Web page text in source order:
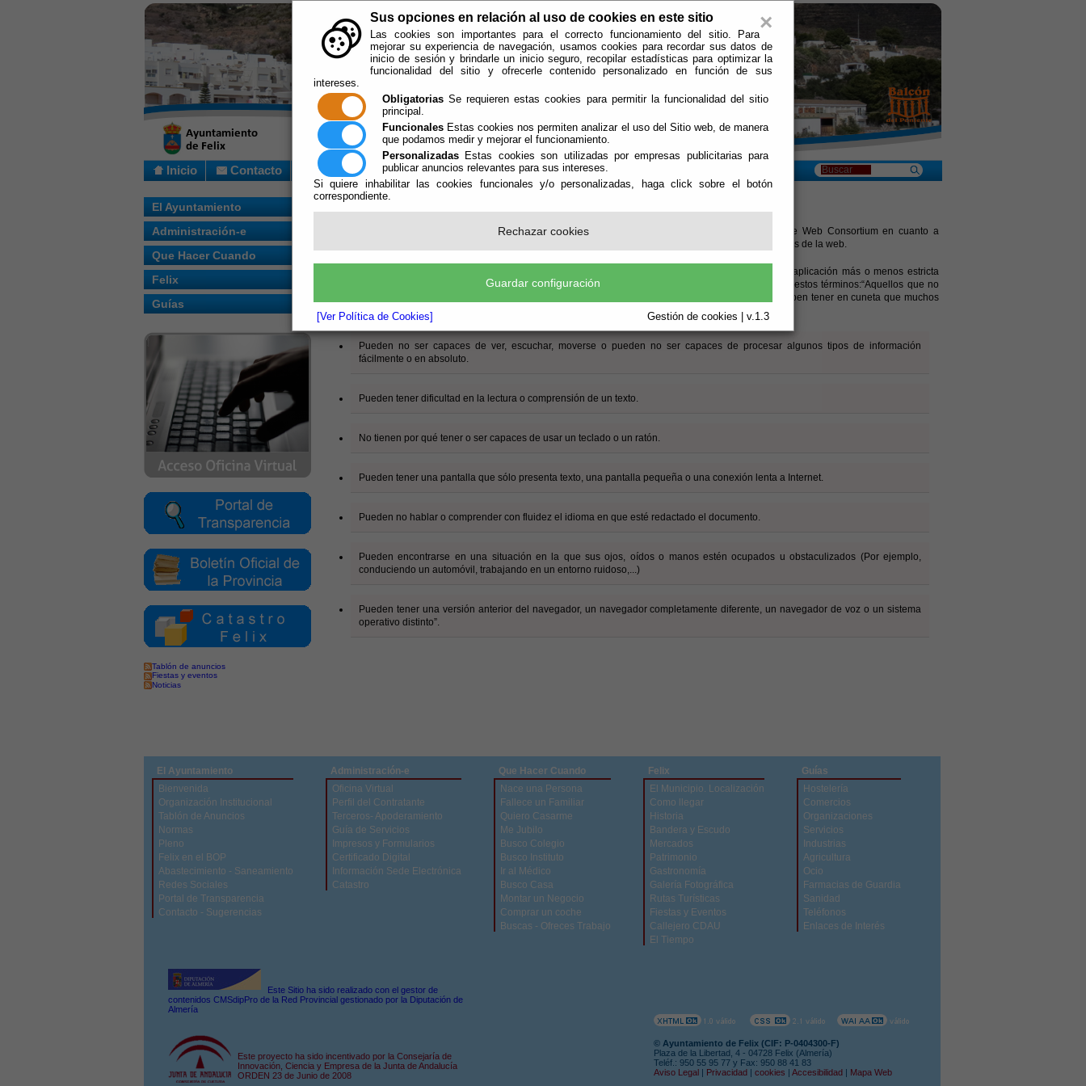
×
Sus opciones en relación al uso de cookies en este sitio
Las cookies son importantes para el correcto funcionamiento del sitio. Para
mejorar su experiencia de navegación, usamos cookies para recordar sus datos de
inicio de sesión y brindarle un inicio seguro, recopilar estadísticas para optimizar la
funcionalidad del sitio y ofrecerle contenido personalizado en función de sus
intereses.
Obligatorias Se requieren estas cookies para permitir la funcionalidad del sitio
principal.
Funcionales Estas cookies nos permiten analizar el uso del Sitio web, de manera
que podamos medir y mejorar el funcionamiento.
Personalizadas Estas cookies son utilizadas por empresas publicitarias para
publicar anuncios relevantes para sus intereses.
Si quiere inhabilitar las cookies funcionales y/o personalizadas, haga click sobre el botón
correspondiente.
Rechazar cookies
Guardar configuración
[Ver Política de Cookies] Gestión de cookies | v.1.3
Inicio Contacto
El Ayuntamiento
Administración-e
Que Hacer Cuando
Felix
Guías
Tablón de anuncios
Fiestas y eventos
Noticias
Usted se encuentra aquí:
(Web Accesibility Initiative) se encuentra la normativa que emana del World Wide Web Consortium en cuanto a
accesibilidad y buenas prácticas encaminadas a salvaguardar y asegurar la accesibilidad de los contenidos de la web.
Las pautas que emanan de las Web Content Accessibility Guidelines datan de mayo de 1999 y de su aplicación más o menos estricta
dependerá el nivel de accesibilidad de los documentos del sitio web. El propio
habla de ellas en estos términos:“Aquellos que no
estén familiarizados con los problemas de accesibilidad relacionados con el diseño de páginas Web, deben tener en cuneta que muchos
usuarios pueden estar operando en contextos muy diferentes al suyo propio:
Pueden no ser capaces de ver, escuchar, moverse o pueden no ser capaces de procesar algunos tipos de información
fácilmente o en absoluto.
Pueden tener dificultad en la lectura o comprensión de un texto.
No tienen por qué tener o ser capaces de usar un teclado o un ratón.
Pueden tener una pantalla que sólo presenta texto, una pantalla pequeña o una conexión lenta a Internet.
Pueden no hablar o comprender con fluidez el idioma en que esté redactado el documento.
Pueden encontrarse en una situación en la que sus ojos, oídos o manos estén ocupados u obstaculizados (Por ejemplo,
conduciendo un automóvil, trabajando en un entorno ruidoso,...)
Pueden tener una versión anterior del navegador, un navegador completamente diferente, un navegador de voz o un sistema
operativo distinto”.
El Ayuntamiento
Bienvenida
Organización Institucional
Tablón de Anuncios
Normas
Pleno
Felix en el BOP
Abastecimiento - Saneamiento
Redes Sociales
Portal de Transparencia
Contacto - Sugerencias
Administración-e
Oficina Virtual
Perfil del Contratante
Terceros- Apoderamiento
Guía de Servicios
Impresos y Formularios
Certificado Digital
Información Sede Electrónica
Catastro
Que Hacer Cuando
Nace una Persona
Fallece un Familiar
Quiero Casarme
Me Jubilo
Busco Colegio
Busco Instituto
Ir al Médico
Busco Casa
Montar un Negocio
Comprar un coche
Buscas - Ofreces Trabajo
Felix
El Municipio. Localización
Como llegar
Historia
Bandera y Escudo
Mercados
Patrimonio
Gastronomía
Galería Fotográfica
Rutas Turísticas
Fiestas y Eventos
Callejero CDAU
El Tiempo
Guías
Hostelería
Comercios
Organizaciones
Servicios
Industrias
Agricultura
Ocio
Farmacias de Guardia
Sanidad
Teléfonos
Enlaces de Interés
Este Sitio ha sido realizado con el gestor de
contenidos CMSdipPro de la Red Provincial gestionado por la Diputación de
Almería
Este proyecto ha sido incentivado por la Consejaría de
Innovación, Ciencia y Empresa de la Junta de Andalucía
ORDEN 23 de Junio de 2008
© Ayuntamiento de Felix (CIF: P-0404300-F)
Plaza de la Libertad, 4 - 04728 Felix (Almería)
Teléf.: 950 55 95 77 y Fax: 950 88 41 83
Aviso Legal | Privacidad | cookies | Accesibilidad | Mapa Web